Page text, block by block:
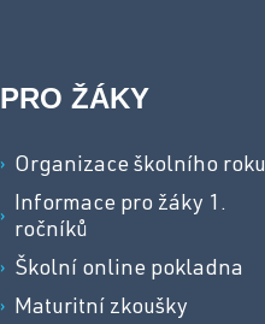
PRO ŽÁKY
Organizace školního roku
Informace pro žáky 1.
ročníků
Školní online pokladna
Maturitní zkoušky